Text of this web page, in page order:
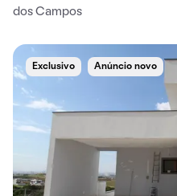
dos Campos
Exclusivo Anúncio novo